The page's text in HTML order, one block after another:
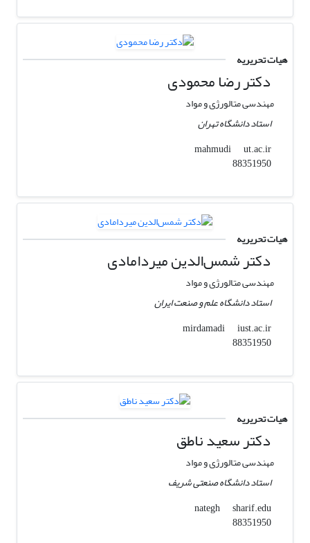
هیات تحریریه
دکتر رضا محمودی
مهندسی متالورژی و مواد
استاد دانشگاه تهران
mahmudi
ut.ac.ir
88351950
هیات تحریریه
دکتر شمس‌الدین میردامادی
مهندسی متالورژی و مواد
استاد دانشگاه علم و صنعت ایران
mirdamadi
iust.ac.ir
88351950
هیات تحریریه
دکتر سعید ناطق
مهندسی متالورژی و مواد
استاد دانشگاه صنعتی شریف
nategh
sharif.edu
88351950